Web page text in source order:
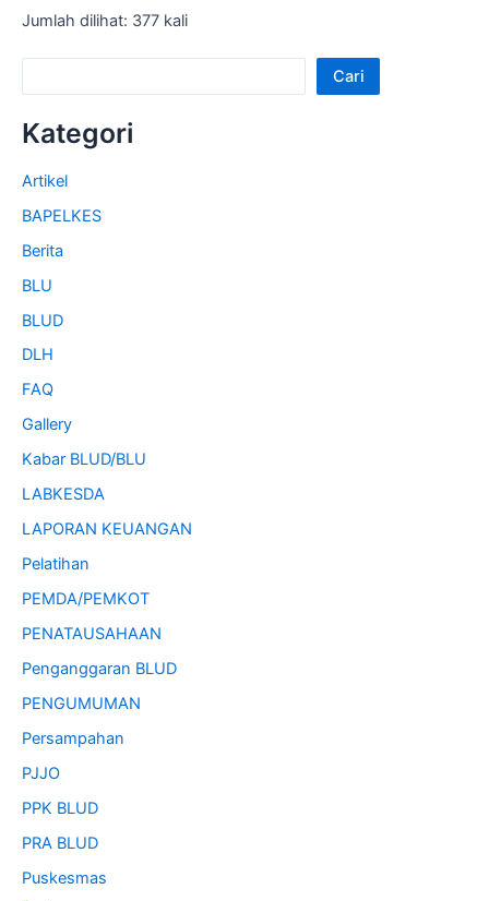
Jumlah dilihat: 377 kali
Cari
Kategori
Artikel
BAPELKES
Berita
BLU
BLUD
DLH
FAQ
Gallery
Kabar BLUD/BLU
LABKESDA
LAPORAN KEUANGAN
Pelatihan
PEMDA/PEMKOT
PENATAUSAHAAN
Penganggaran BLUD
PENGUMUMAN
Persampahan
PJJO
PPK BLUD
PRA BLUD
Puskesmas